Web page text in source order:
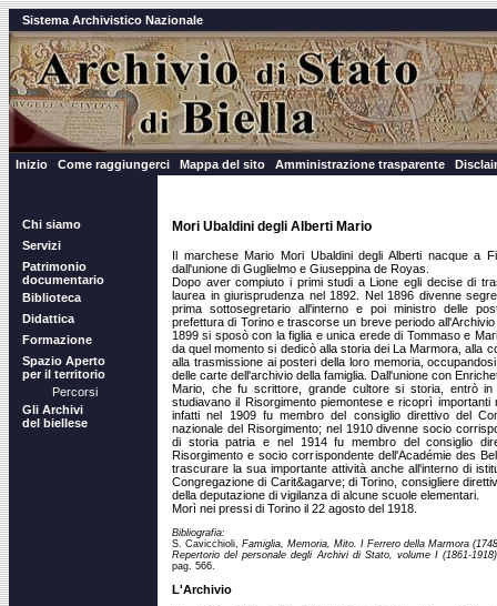
Sistema Archivistico Nazionale
Inizio Come raggiungerci Mappa del sito Amministrazione trasparente
Chi siamo
Servizi
Patrimonio
documentario
Biblioteca
Didattica
Formazione
Spazio Aperto
per il territorio
Percorsi
Gli Archivi
del biellese
Mori Ubaldini degli Alberti Mario
Il marchese Mario Mori Ubaldini degli Alberti nacque a
dall'unione di Guglielmo e Giuseppina de Royas.
Dopo aver compiuto i primi studi a Lione egli decise di
laurea in giurisprudenza nel 1892. Nel 1896 divenne
prima sottosegretario all'interno e poi ministro delle
prefettura di Torino e trascorse un breve periodo
1899 si sposò con la figlia e unica erede di Tommaso e
da quel momento si dedicò alla storia dei La Marmora, alla
alla trasmissione ai posteri della loro memoria,
delle carte dell'archivio della famiglia. Dall'unione con
Mario, che fu scrittore, grande cultore si storia, entrò in
studiavano il Risorgimento piemontese e ricoprì importanti
infatti nel 1909 fu membro del consiglio direttivo del
nazionale del Risorgimento; nel 1910 divenne socio
di storia patria e nel 1914 fu membro del consiglio
Risorgimento e socio corrispondente dell'Académie des
trascurare la sua importante attività anche all'interno di
Congregazione di Carit&agarve; di Torino, consigliere
della deputazione di vigilanza di alcune scuole elementari.
Morì nei pressi di Torino il 22 agosto del 1918.
Bibliografia:
S. Cavicchioli, Famiglia, Memoria, Mito. I Ferrero della Marmora
Repertorio del personale degli Archivi di Stato, volume I (1861-
pag. 566.
L'Archivio